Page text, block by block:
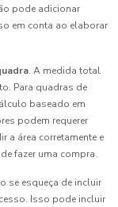
pode adicionar
em conta ao elaborar
. A medida total
Para quadras de
baseado em
podem requerer
a área corretamente e
fazer uma compra.
se esqueça de incluir
Isso pode incluir